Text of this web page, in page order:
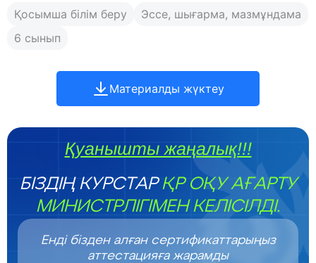
Қосымша білім беру
Эссе, шығарма, мазмұндама
6 сынып
Материалды жүктеу
Қуанышты жаңалық!!!
БІЗДІҢ КУРСТАРҚР ОҚУ АҒАРТУ
МИНИСТРЛІГІМЕН КЕЛІСІЛДІ.
Енді бізден алған сертификаттарыңыз
аттестацияға жарамды